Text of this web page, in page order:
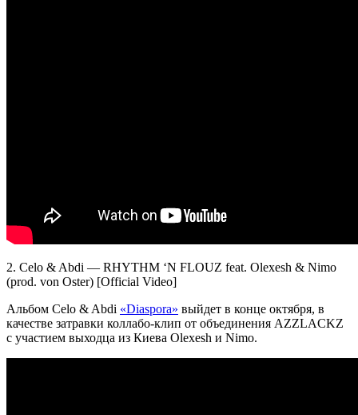
2. Celo & Abdi — RHYTHM ‘N FLOUZ feat. Olexesh & Nimo
(prod. von Oster) [Official Video]
Альбом Celo & Abdi «Diaspora» выйдет в конце октября, в
качестве затравки коллабо-клип от объединения AZZLACKZ
с участием выходца из Киева Olexesh и Nimo.